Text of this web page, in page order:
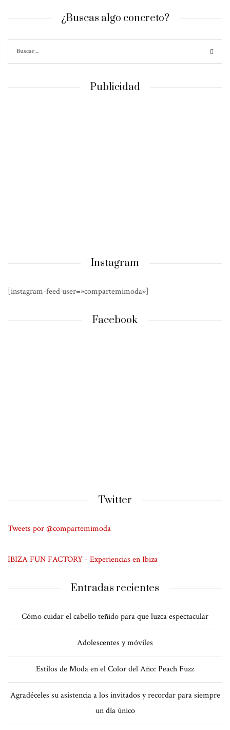
¿Buscas algo concreto?
Publicidad
Instagram
[instagram-feed user=»compartemimoda»]
Facebook
Twitter
Tweets por @compartemimoda
IBIZA FUN FACTORY - Experiencias en Ibiza
Entradas recientes
Cómo cuidar el cabello teñido para que luzca espectacular
Adolescentes y móviles
Estilos de Moda en el Color del Año: Peach Fuzz
Agradéceles su asistencia a los invitados y recordar para siempre
un día único